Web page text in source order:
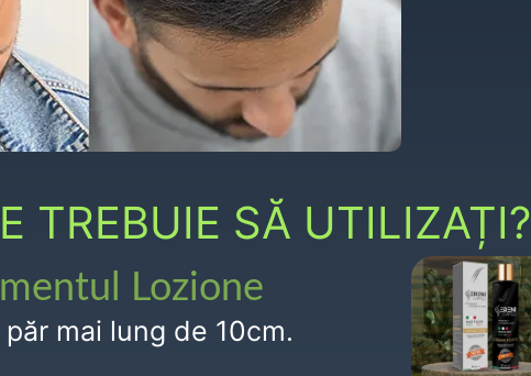
TREBUIE SĂ UTILIZAȚI?
Lozione
mai lung de 10cm.